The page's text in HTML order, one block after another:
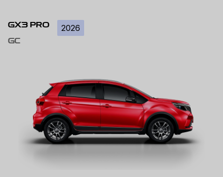
GX3 PRO 2026
GC